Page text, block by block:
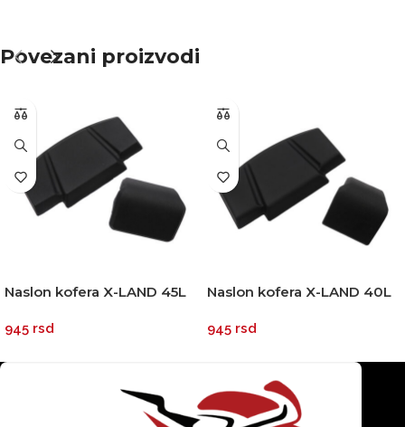
Povezani proizvodi
Naslon kofera X-LAND 45L
945 rsd
Naslon kofera X-LAND 40L
945 rsd